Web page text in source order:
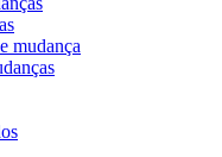
mudança